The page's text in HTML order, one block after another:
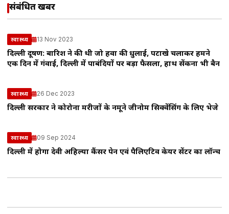
संबंधित खबरें
स्वास्थ्य 13 Nov 2023
दिल्ली प्रदूषण: बारिश ने की थी जो हवा की धुलाई, पटाखे चलाकर हमने
एक दिन में गंवाई, दिल्ली में पाबंदियों पर बड़ा फैसला, हाथ सेंकना भी बैन
स्वास्थ्य 26 Dec 2023
दिल्ली सरकार ने कोरोना मरीजों के नमूने जीनोम सिक्वेंसिंग के लिए भेजे
स्वास्थ्य 09 Sep 2024
दिल्ली में होगा देवी अहिल्या कैंसर पेन एवं पैलिएटिव केयर सेंटर का लॉन्च